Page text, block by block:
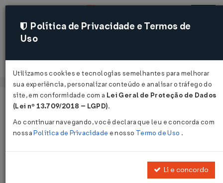
Acessar
Página Inicial Legislações
Lei Nº 11770 DE 09/09/2008
Publicado no DOU em 10 set 2008
Política de Privacidade e Termos de
Uso
Utilizamos cookies e tecnologias semelhantes para melhorar
sua experiência, personalizar conteúdo e analisar o tráfego do
site, em conformidade com a Lei Geral de Proteção de Dados
(Lei nº 13.709/2018 – LGPD).
Ao continuar navegando, você declara que leu e concorda com
nossaPolítica de Privacidade e nosso Termo de Uso .
Li e concordo